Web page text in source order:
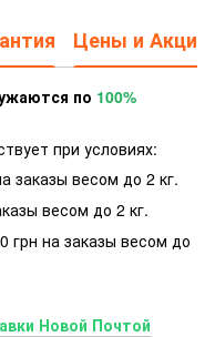
Цены и Акции
по 100%
при условиях:
заказы весом до 2 кг.
весом до 2 кг.
на заказы весом до
Новой Почтой